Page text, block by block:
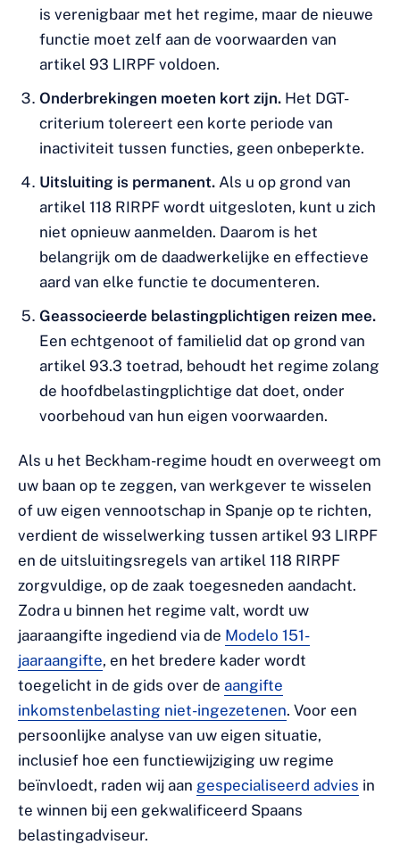
is verenigbaar met het regime, maar de nieuwe
functie moet zelf aan de voorwaarden van
artikel 93 LIRPF voldoen.
Onderbrekingen moeten kort zijn. Het DGT-
criterium tolereert een korte periode van
inactiviteit tussen functies, geen onbeperkte.
Uitsluiting is permanent. Als u op grond van
artikel 118 RIRPF wordt uitgesloten, kunt u zich
niet opnieuw aanmelden. Daarom is het
belangrijk om de daadwerkelijke en effectieve
aard van elke functie te documenteren.
Geassocieerde belastingplichtigen reizen mee.
Een echtgenoot of familielid dat op grond van
artikel 93.3 toetrad, behoudt het regime zolang
de hoofdbelastingplichtige dat doet, onder
voorbehoud van hun eigen voorwaarden.
Als u het Beckham-regime houdt en overweegt om
uw baan op te zeggen, van werkgever te wisselen
of uw eigen vennootschap in Spanje op te richten,
verdient de wisselwerking tussen artikel 93 LIRPF
en de uitsluitingsregels van artikel 118 RIRPF
zorgvuldige, op de zaak toegesneden aandacht.
Zodra u binnen het regime valt, wordt uw
jaaraangifte ingediend via de Modelo 151-
jaaraangifte, en het bredere kader wordt
toegelicht in de gids over de aangifte
inkomstenbelasting niet-ingezetenen. Voor een
persoonlijke analyse van uw eigen situatie,
inclusief hoe een functiewijziging uw regime
beïnvloedt, raden wij aan gespecialiseerd advies in
te winnen bij een gekwalificeerd Spaans
belastingadviseur.